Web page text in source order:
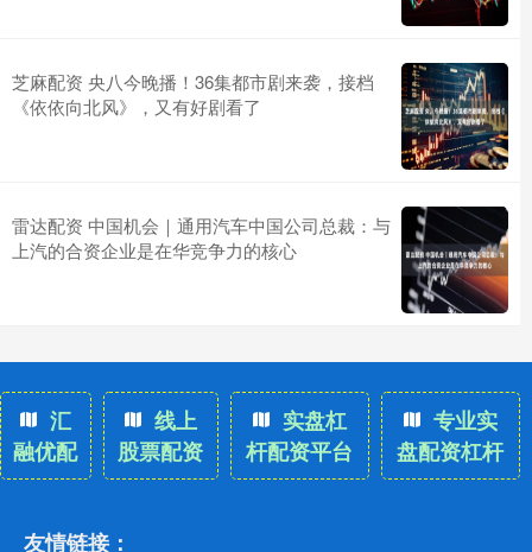
芝麻配资 央八今晚播！36集都市剧来袭，接档
《依依向北风》，又有好剧看了
雷达配资 中国机会｜通用汽车中国公司总裁：与
上汽的合资企业是在华竞争力的核心
汇
融优配
线上
股票配资
实盘杠
杆配资平台
专业实
盘配资杠杆
友情链接：